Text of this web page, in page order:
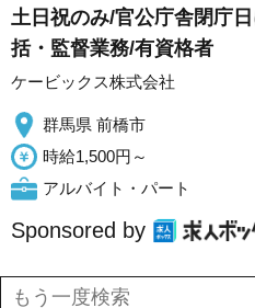
土日祝のみ/官公庁舎閉庁
括・監督業務/有資格者
ケービックス株式会社
群馬県 前橋市
時給1,500円～
アルバイト・パート
Sponsored by